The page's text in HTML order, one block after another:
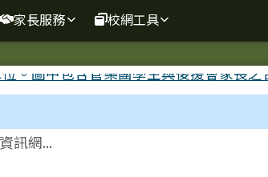
家長服務 校網工具
訊網...